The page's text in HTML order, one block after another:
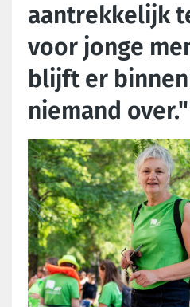
aantrekkelijk
voor jonge
blijft er
niemand over."